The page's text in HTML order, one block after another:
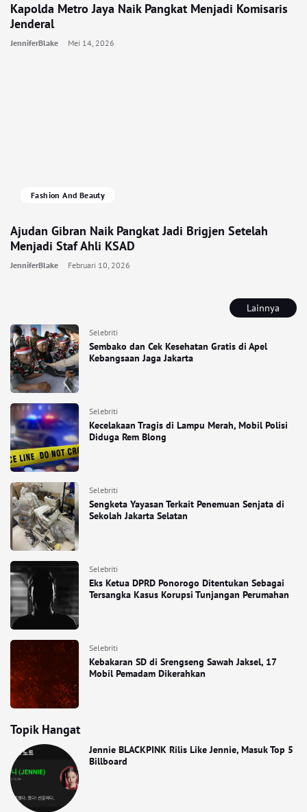
Lainnya
Selebriti
Sembako dan Cek Kesehatan Gratis di Apel
Kebangsaan Jaga Jakarta
Selebriti
Kecelakaan Tragis di Lampu Merah, Mobil Polisi
Diduga Rem Blong
Selebriti
Sengketa Yayasan Terkait Penemuan Senjata di
Sekolah Jakarta Selatan
Selebriti
Eks Ketua DPRD Ponorogo Ditentukan Sebagai
Tersangka Kasus Korupsi Tunjangan Perumahan
Selebriti
Kebakaran SD di Srengseng Sawah Jaksel, 17
Mobil Pemadam Dikerahkan
Topik Hangat
Jennie BLACKPINK Rilis Like Jennie, Masuk Top 5
Billboard
Kapolda Metro Jaya Naik Pangkat Menjadi Komisaris
Jenderal
JenniferBlake Mei 14, 2026
Fashion And Beauty
Ajudan Gibran Naik Pangkat Jadi Brigjen Setelah
Menjadi Staf Ahli KSAD
JenniferBlake Februari 10, 2026